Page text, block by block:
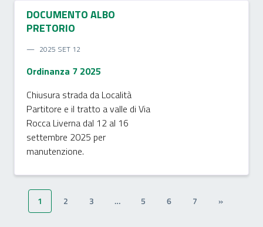
DOCUMENTO ALBO
PRETORIO
2025 SET 12
Ordinanza 7 2025
Chiusura strada da Località
Partitore e il tratto a valle di Via
Rocca Liverna dal 12 al 16
settembre 2025 per
manutenzione.
1 2 3 … 5 6 7 »